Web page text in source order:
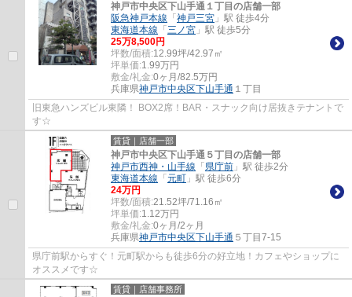
神戸市中央区下山手通１丁目の店舗一部
阪急神戸本線 「 神戸三宮 」駅 徒歩4分
東海道本線 「 三ノ宮 」駅 徒歩5分
25万8,500円
坪数/面積:12.99坪/42.97㎡
坪単価:1.99万円
敷金/礼金:0ヶ月/82.5万円
兵庫県神戸市中央区下山手通 １丁目
旧東急ハンズビル東隣！ BOX2席！BAR・スナック向け居抜きテナントで
す☆
賃貸｜店舗一部
神戸市中央区下山手通５丁目の店舗一部
神戸市西神・山手線 「 県庁前 」駅 徒歩2分
東海道本線 「 元町 」駅 徒歩6分
24万円
坪数/面積:21.52坪/71.16㎡
坪単価:1.12万円
敷金/礼金:0ヶ月/2ヶ月
兵庫県神戸市中央区下山手通 ５丁目7-15
県庁前駅からすぐ！元町駅からも徒歩6分の好立地！カフェやショップに
オススメです☆
賃貸｜店舗事務所